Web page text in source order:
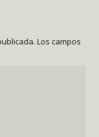
Los campos